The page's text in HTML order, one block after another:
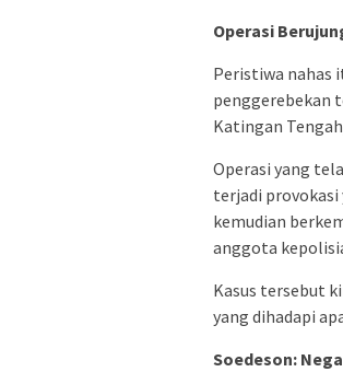
Operasi
Peristiwa nahas
penggerebekan
Katingan
Operasi yang
terjadi provokasi
kemudian
anggota
Kasus tersebut
yang dihadapi
Soedeson: